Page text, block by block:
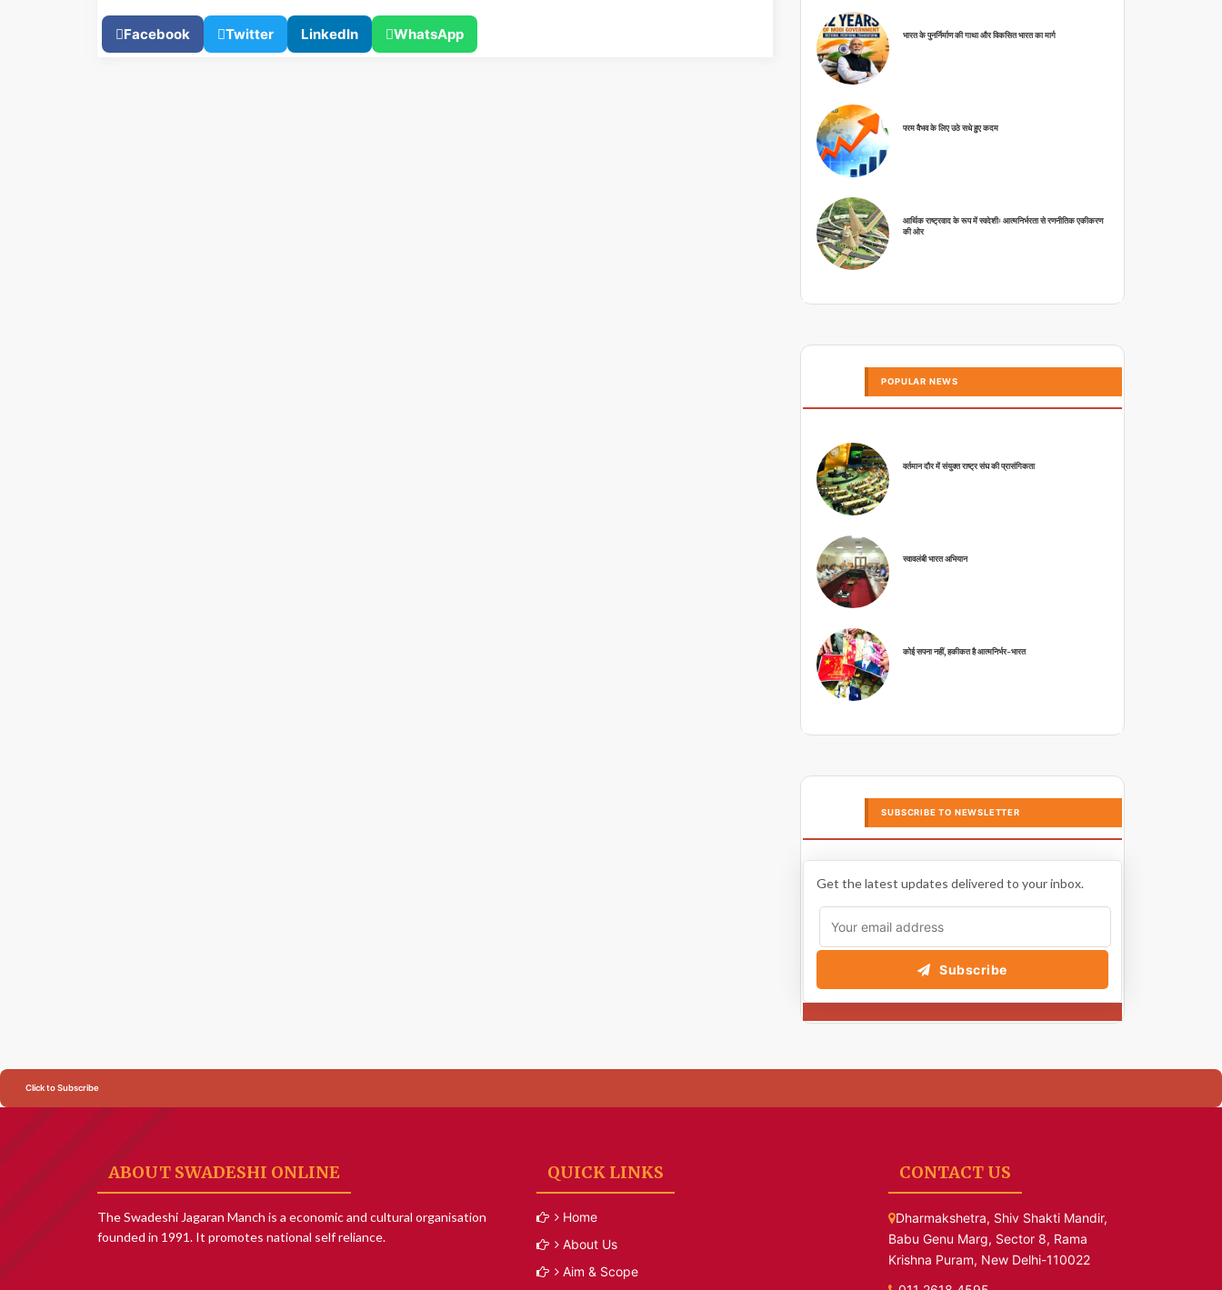
Facebook Twitter LinkedIn WhatsApp भारत के पुनर्निर्माण की गाथा और विकसित भारत का मार्ग
परम वैभव के लिए उठे सधे हुए कदम
आर्थिक राष्ट्रवाद के रूप में स्वदेशीः आत्मनिर्भरता से रणनीतिक एकीकरण
की ओर
POPULAR NEWS
वर्तमान दौर में संयुक्त राष्ट्र संघ की प्रासंगिकता
स्वावलंबी भारत अभियान
कोई सपना नहीं, हकीकत है आत्मनिर्भर-भारत
SUBSCRIBE TO NEWSLETTER
Get the latest updates delivered to your inbox.
Subscribe
Click to Subscribe
ABOUT SWADESHI ONLINE
The Swadeshi Jagaran Manch is a economic and cultural organisation
founded in 1991. It promotes national self reliance.
QUICK LINKS
Home
About Us
Aim & Scope
CONTACT US
Dharmakshetra, Shiv Shakti Mandir,
Babu Genu Marg, Sector 8, Rama
Krishna Puram, New Delhi-110022